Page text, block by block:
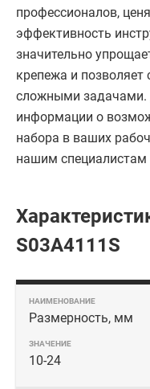
профессионалов,
эффективность
значительно
крепежа и
сложными задачами.
информации о
набора в ваших
нашим специалистам
S03A4111S
Размерность, мм
10-24